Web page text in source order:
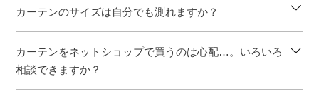
カーテンのサイズは自分でも測れますか？
カーテンをネットショップで買うのは心配…。いろいろ
相談できますか？